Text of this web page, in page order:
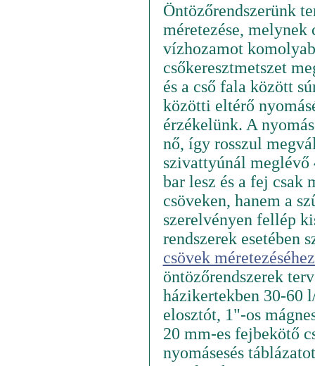
Öntözőrendszerünk
méretezése, melynek
vízhozamot
csőkeresztmetszet
és a cső fala között
közötti eltérő
érzékelünk. A
nő, így rosszul
szivattyúnál meglévő
bar lesz és a fej csak
csöveken, hanem a
szerelvényen fellép
rendszerek esetében
csövek
öntözőrendszerek
házikertekben 30-60
elosztót, 1"-os
20 mm-es fejbekötő
nyomásesés